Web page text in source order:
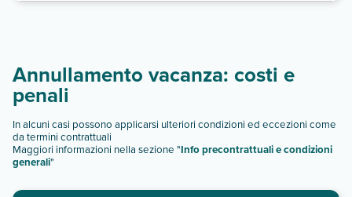
Annullamento vacanza: costi e
penali
In alcuni casi possono applicarsi ulteriori condizioni ed eccezioni come
da termini contrattuali
Maggiori informazioni nella sezione "Info precontrattuali e condizioni
generali"